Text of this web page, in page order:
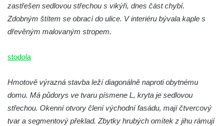
Mattoniho továrna v lázních Kyselka
Jindřichův dvůr v lázních Kyselka
Altán v lázních Kyselka
Mattoniho vila v lázních Kyselka
zastřešen sedlovou střechou s vikýři, dnes část chybí.
Zdobným štítem se obrací do ulice. V interiéru bývala kaple s
dřevěným malovaným stropem.
stodola
Hmotově výrazná stavba leží diagonálně naproti obytnému
domu. Má půdorys ve tvaru písmene L, kryta je sedlovou
střechou. Okenní otvory člení východní fasádu, mají čtvercový
tvar a segmentový překlad. Zbytky hrubých omítek z jihu rámují